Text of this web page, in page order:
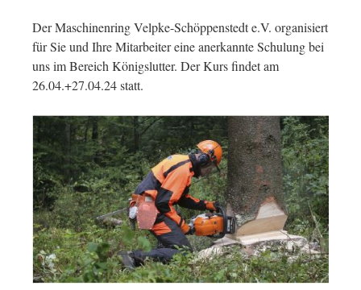
Der Maschinenring Velpke-Schöppenstedt e.V. organisiert
für Sie und Ihre Mitarbeiter eine anerkannte Schulung bei
uns im Bereich Königslutter. Der Kurs findet am
26.04.+27.04.24 statt.